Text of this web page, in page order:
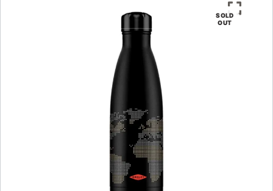
SOLD
OUT